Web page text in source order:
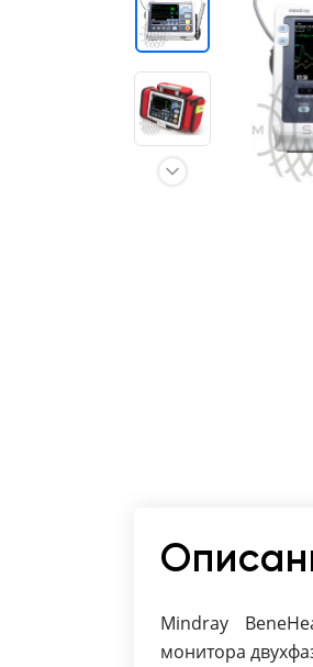
Отзывы о товарах
8 (800) 500-90-93
Mindray
монитора